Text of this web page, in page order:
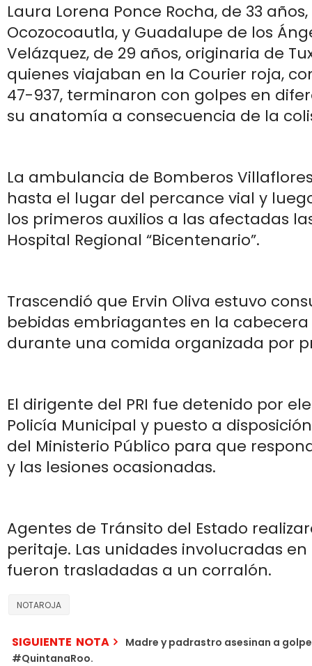
Laura Lorena Ponce Rocha, de 33
Ocozocoautla, y Guadalupe de los
Velázquez, de 29 años, originaria de
quienes viajaban en la Courier roja,
47-937, terminaron con golpes en
su anatomía a consecuencia de la
La ambulancia de Bomberos
hasta el lugar del percance vial y
los primeros auxilios a las afectadas
Hospital Regional “Bicentenario”.
Trascendió que Ervin Oliva estuvo
bebidas embriagantes en la
durante una comida organizada por
El dirigente del PRI fue detenido por
Policía Municipal y puesto a
del Ministerio Público para que
y las lesiones ocasionadas.
Agentes de Tránsito del Estado
peritaje. Las unidades involucradas
fueron trasladadas a un corralón.
NOTAROJA
SIGUIENTE NOTA
Madre y padrastro asesinan a
#QuintanaRoo.